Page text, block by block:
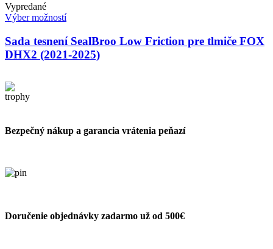
Vypredané
Výber možností
Sada tesnení SealBroo Low Friction pre tlmiče FOX
DHX2 (2021-2025)
Doručenie objednávky zadarmo už od 500€
Bezpečný nákup a garancia vrátenia peňazí